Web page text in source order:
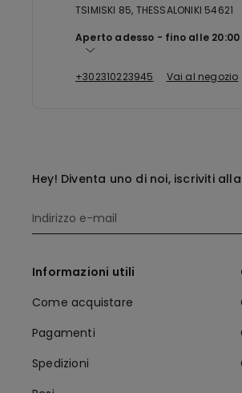
TSIMISKI 85, THESSALONIKI 54621
Aperto adesso
fino alle 20:00
+302310223945 Vai al negozio
Hey! Diventa uno di noi, iscriviti
Informazioni utili
Come acquistare
Pagamenti
Spedizioni